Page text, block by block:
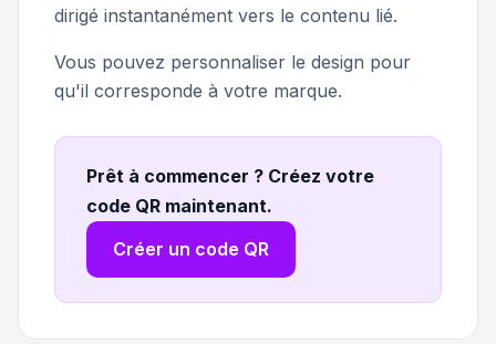
dirigé instantanément vers le contenu lié.
Vous pouvez personnaliser le design pour
qu'il corresponde à votre marque.
Prêt à commencer ? Créez votre
code QR maintenant.
Créer un code QR